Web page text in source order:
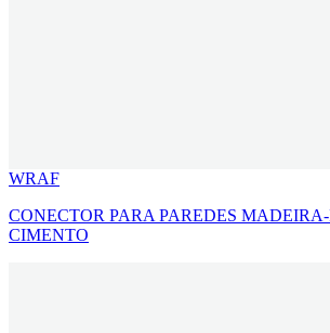
WRAF
CONECTOR PARA PAREDES
CIMENTO